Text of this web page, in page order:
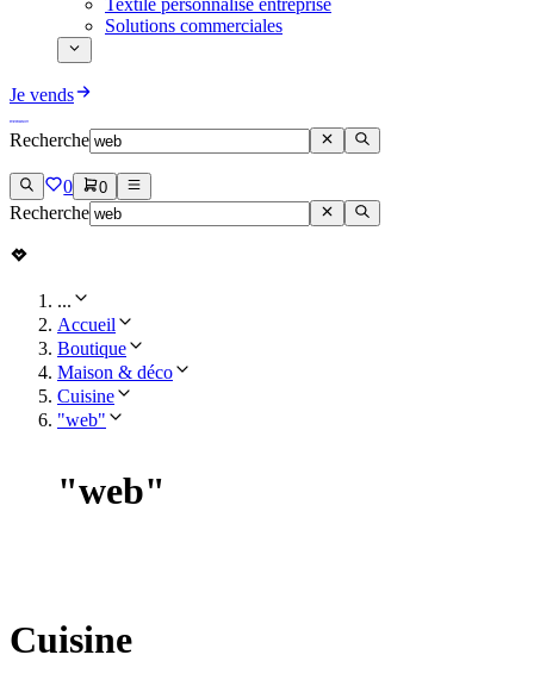
Solutions commerciales
Je vends
Recherche
0 0
Recherche
...
Accueil
Boutique
Maison & déco
Cuisine
"web"
"web"
Cuisine